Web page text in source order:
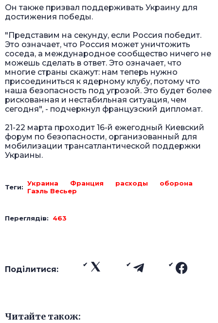
Он также призвал поддерживать Украину для
достижения победы.
"Представим на секунду, если Россия победит.
Это означает, что Россия может уничтожить
соседа, а международное сообщество ничего не
можешь сделать в ответ. Это означает, что
многие страны скажут: нам теперь нужно
присоединиться к ядерному клубу, потому что
наша безопасность под угрозой. Это будет более
рискованная и нестабильная ситуация, чем
сегодня", - подчеркнул французский дипломат.
21-22 марта проходит 16-й ежегодный Киевский
форум по безопасности, организованный для
мобилизации трансатлантической поддержки
Украины.
Теги: Украина Франция расходы
оборона
Гаэль Весьер
Переглядів: 463
Поділитися:
Читайте також: